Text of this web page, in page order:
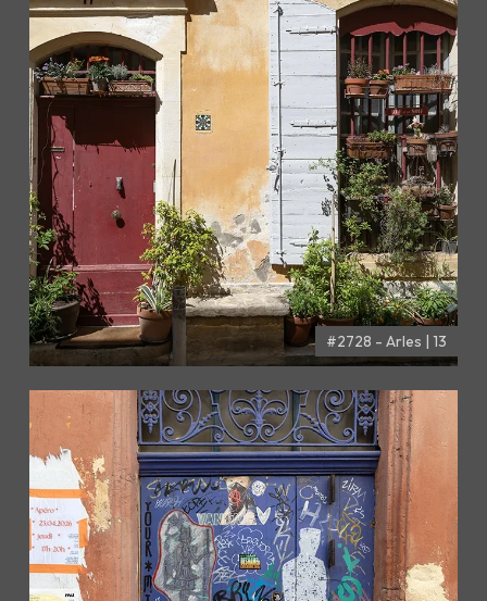
#2728 - Arles | 13